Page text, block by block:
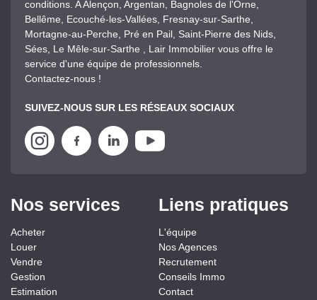
conditions. A Alençon, Argentan, Bagnoles de l'Orne,
Bellême, Ecouché-les-Vallées, Fresnay-sur-Sarthe,
Mortagne-au-Perche, Pré en Pail, Saint-Pierre des Nids,
Sées, Le Mêle-sur-Sarthe , Lair Immobilier vous offre le
service d'une équipe de professionnels.
Contactez-nous !
SUIVEZ-NOUS SUR LES RÉSEAUX SOCIAUX
Nos services
Acheter
Louer
Vendre
Gestion
Estimation
Liens pratiques
L'équipe
Nos Agences
Recrutement
Conseils Immo
Contact